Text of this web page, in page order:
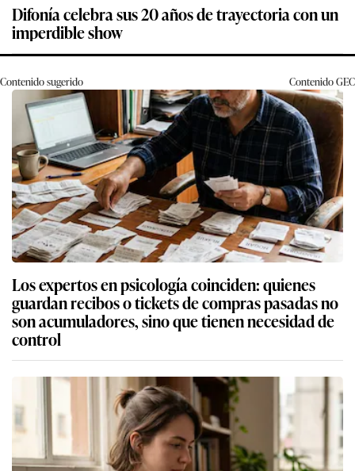
Difonía celebra sus 20 años de trayectoria con un
imperdible show
Contenido sugerido ContenidoGEC
Los expertos en psicología coinciden: quienes
guardan recibos o tickets de compras pasadas no
son acumuladores, sino que tienen necesidad de
control